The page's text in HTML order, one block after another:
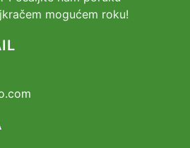
mogućem roku!